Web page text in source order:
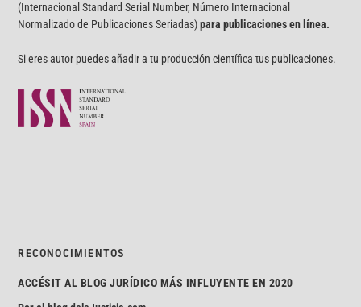
(Internacional Standard Serial Number, Número Internacional
Normalizado de Publicaciones Seriadas)para publicaciones en línea.
Si eres autor puedes añadir a tu producción científica tus publicaciones.
RECONOCIMIENTOS
ACCÉSIT AL BLOG JURÍDICO MÁS INFLUYENTE EN 2020